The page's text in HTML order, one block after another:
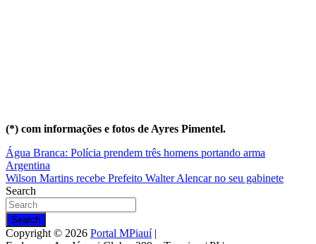
(*) com informações e fotos de Ayres Pimentel.
Navegação
de
Post
Água Branca: Polícia prendem três homens portando arma
Argentina
Wilson Martins recebe Prefeito Walter Alencar no seu gabinete
Search
Search
Copyright © 2026 Portal MPiauí|